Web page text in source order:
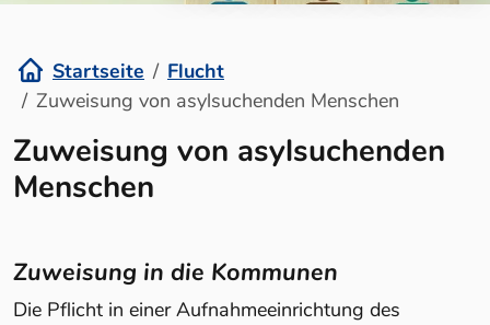
Startseite
Flucht
Zuweisung von asylsuchenden Menschen
Zuweisung von asylsuchenden
Menschen
Zuweisung in die Kommunen
Die Pflicht in einer Aufnahmeeinrichtung des